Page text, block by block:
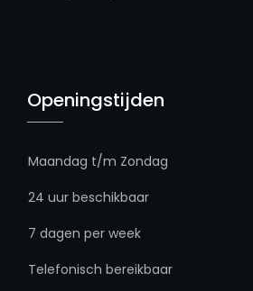
Openingstijden
Maandag t/m Zondag
24 uur beschikbaar
7 dagen per week
Telefonisch bereikbaar